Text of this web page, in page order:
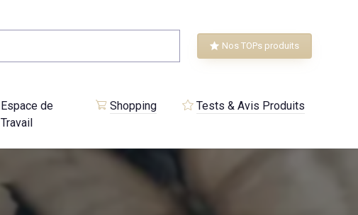
Nos TOPs produits
Espace de
Travail
Shopping Tests & Avis Produits